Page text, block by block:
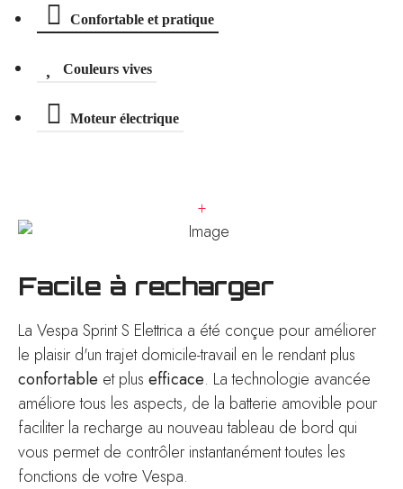
Confortable et pratique
Couleurs vives
Moteur électrique
+
Facile à recharger
La Vespa Sprint S Elettrica a été conçue pour améliorer
le plaisir d'un trajet domicile-travail en le rendant plus
confortable et plus efficace. La technologie avancée
améliore tous les aspects, de la batterie amovible pour
faciliter la recharge au nouveau tableau de bord qui
vous permet de contrôler instantanément toutes les
fonctions de votre Vespa.